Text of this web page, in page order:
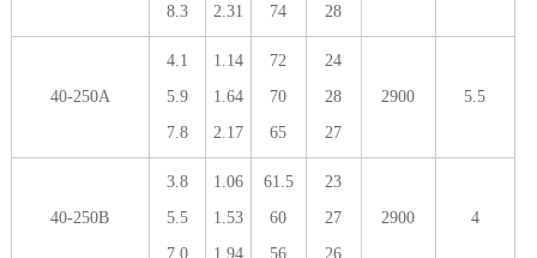
8.3
2.31
74
28
40-250A
4.1
5.9
7.8
1.14
1.64
2.17
72
70
65
24
28
27
2900 5.5
40-250B
3.8
5.5
7.0
1.06
1.53
1.94
61.5
60
56
23
27
26
2900 4